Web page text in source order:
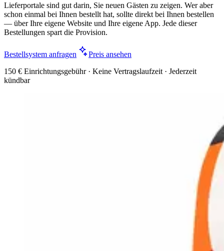
Lieferportale sind gut darin, Sie neuen Gästen zu zeigen. Wer aber
schon einmal bei Ihnen bestellt hat, sollte direkt bei Ihnen bestellen
— über Ihre eigene Website und Ihre eigene App. Jede dieser
Bestellungen spart die Provision.
Bestellsystem anfragen
Preis ansehen
150 € Einrichtungsgebühr · Keine Vertragslaufzeit · Jederzeit
kündbar